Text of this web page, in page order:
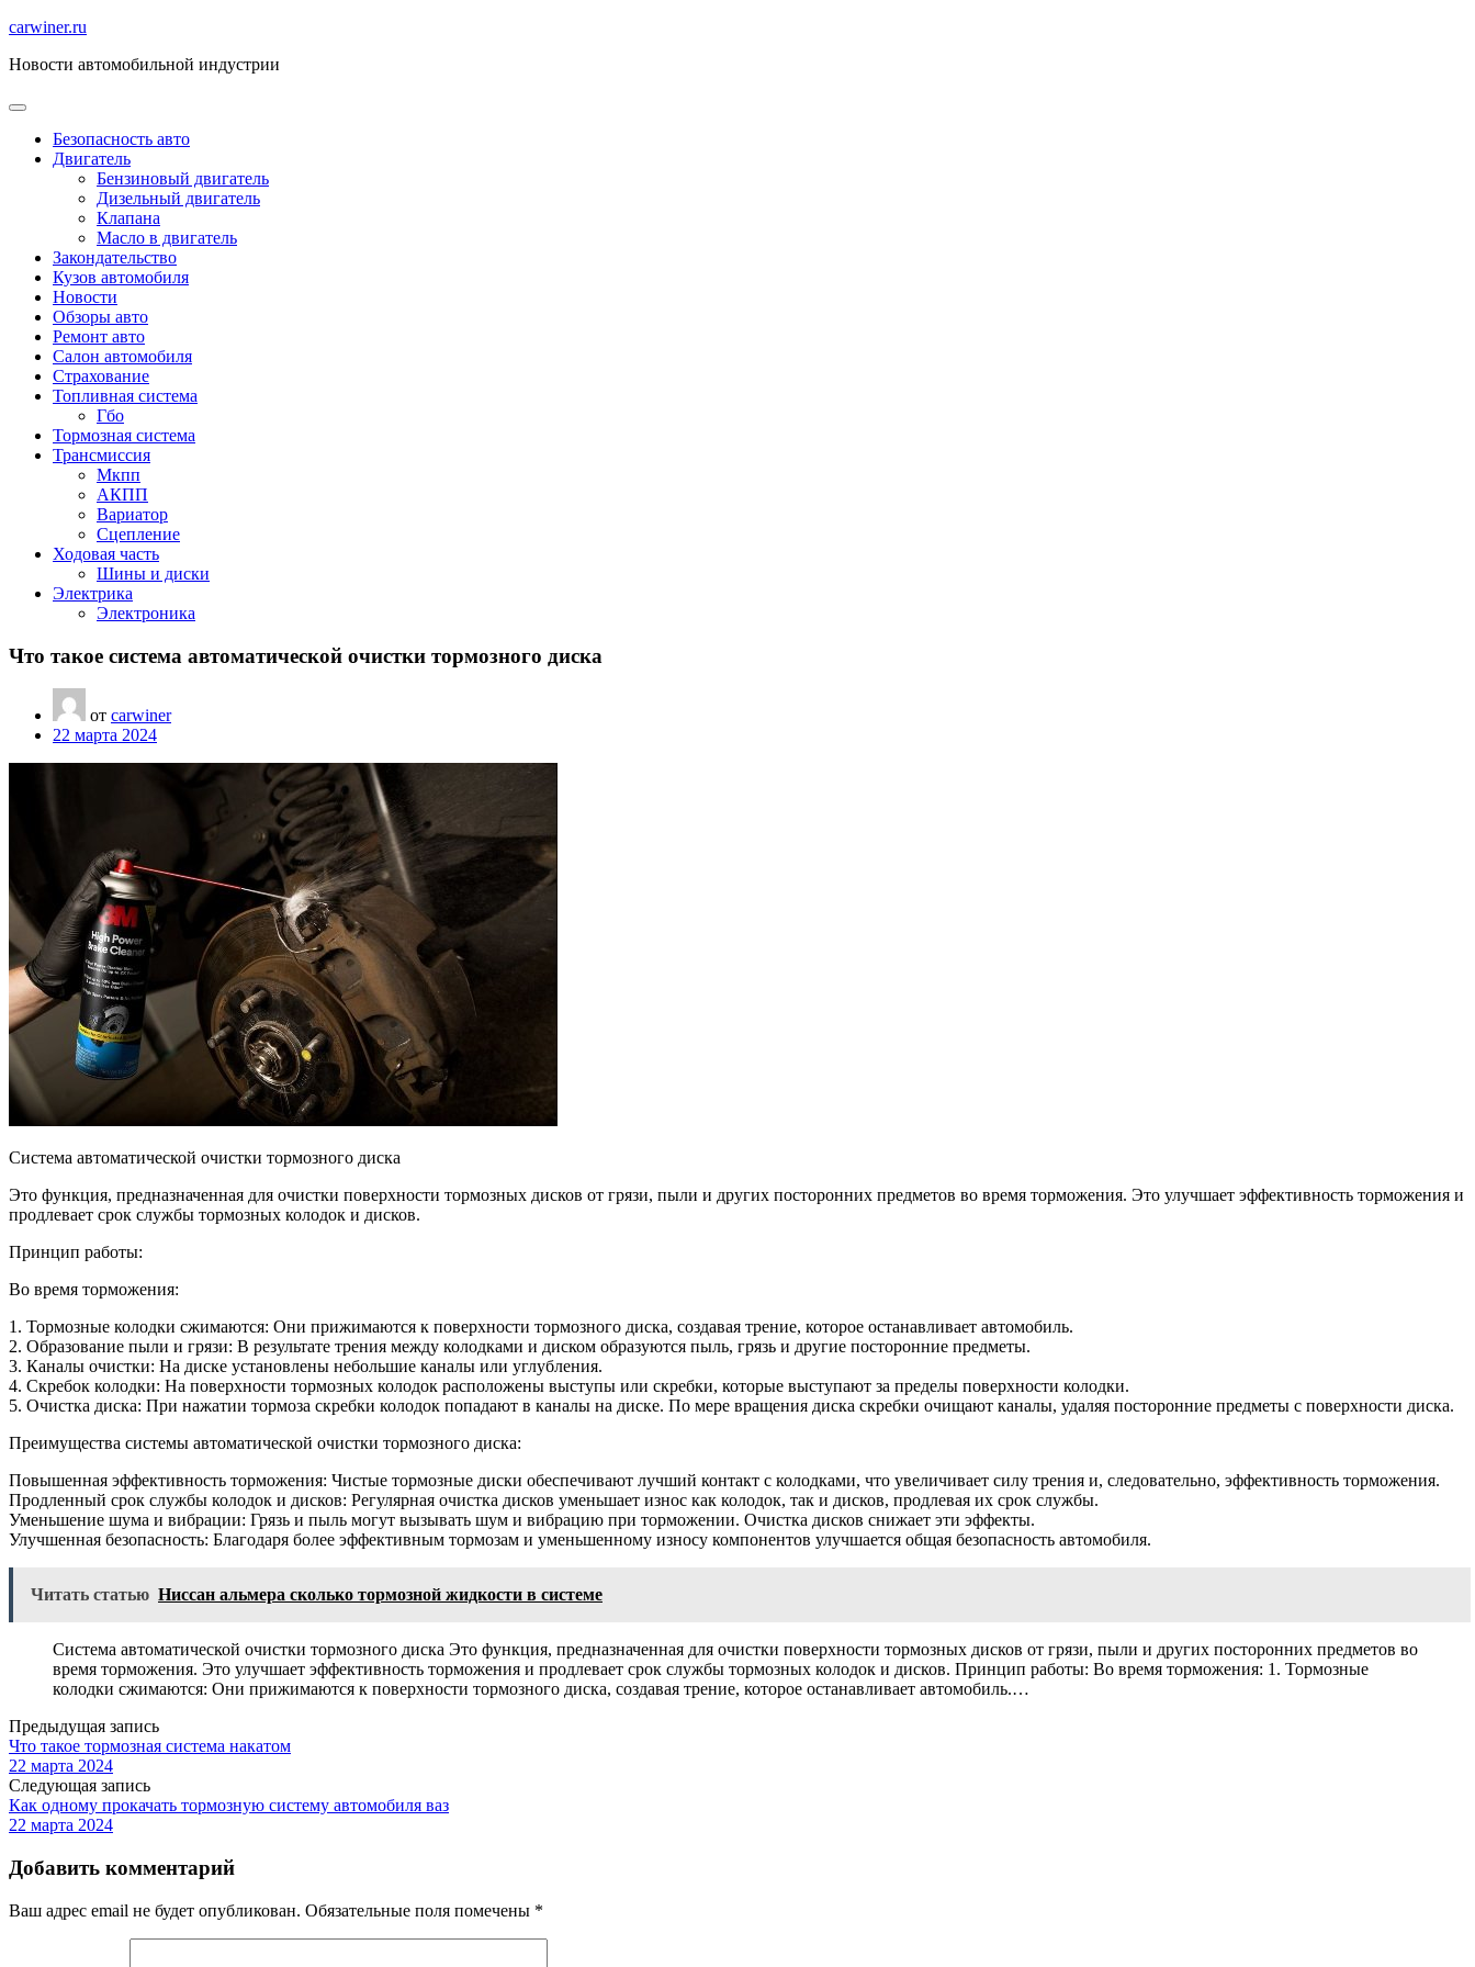
Перейти
содержимому
carwiner.ru
Новости автомобильной индустрии
Безопасность авто
Двигатель
Бензиновый двигатель
Дизельный двигатель
Клапана
Масло в двигатель
Закондательство
Кузов автомобиля
Новости
Обзоры авто
Ремонт авто
Салон автомобиля
Страхование
Топливная система
Гбо
Тормозная система
Трансмиссия
Мкпп
АКПП
Вариатор
Сцепление
Ходовая часть
Шины и диски
Электрика
Электроника
Что такое система автоматической очистки тормозного диска
от carwiner
22 марта 2024
Система автоматической очистки тормозного диска
Это функция, предназначенная для очистки поверхности тормозных дисков от грязи, пыли и других посторонних предметов во время торможения. Это улучшает эффективность торможения и
продлевает срок службы тормозных колодок и дисков.
Принцип работы:
Во время торможения:
1. Тормозные колодки сжимаются: Они прижимаются к поверхности тормозного диска, создавая трение, которое останавливает автомобиль.
2. Образование пыли и грязи: В результате трения между колодками и диском образуются пыль, грязь и другие посторонние предметы.
3. Каналы очистки: На диске установлены небольшие каналы или углубления.
4. Скребок колодки: На поверхности тормозных колодок расположены выступы или скребки, которые выступают за пределы поверхности колодки.
5. Очистка диска: При нажатии тормоза скребки колодок попадают в каналы на диске. По мере вращения диска скребки очищают каналы, удаляя посторонние предметы с поверхности диска.
Преимущества системы автоматической очистки тормозного диска:
Повышенная эффективность торможения: Чистые тормозные диски обеспечивают лучший контакт с колодками, что увеличивает силу трения и, следовательно, эффективность торможения.
Продленный срок службы колодок и дисков: Регулярная очистка дисков уменьшает износ как колодок, так и дисков, продлевая их срок службы.
Уменьшение шума и вибрации: Грязь и пыль могут вызывать шум и вибрацию при торможении. Очистка дисков снижает эти эффекты.
Улучшенная безопасность: Благодаря более эффективным тормозам и уменьшенному износу компонентов улучшается общая безопасность автомобиля.
Читать статью Ниссан альмера сколько тормозной жидкости в системе
Система автоматической очистки тормозного диска Это функция, предназначенная для очистки поверхности тормозных дисков от грязи, пыли и других посторонних предметов во
время торможения. Это улучшает эффективность торможения и продлевает срок службы тормозных колодок и дисков. Принцип работы: Во время торможения: 1. Тормозные
колодки сжимаются: Они прижимаются к поверхности тормозного диска, создавая трение, которое останавливает автомобиль.…
Предыдущая запись
Что такое тормозная система накатом
22 марта 2024
Следующая запись
Как одному прокачать тормозную систему автомобиля ваз
22 марта 2024
Добавить комментарий
Ваш адрес email не будет опубликован. Обязательные поля помечены *